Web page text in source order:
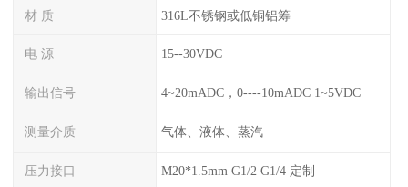
材 质 316L不锈钢或低铜铝筹
电 源 15--30VDC
输出信号 4~20mADC，0----10mADC 1~5VDC
测量介质 气体、液体、蒸汽
压力接口 M20*1.5mm G1/2 G1/4 定制